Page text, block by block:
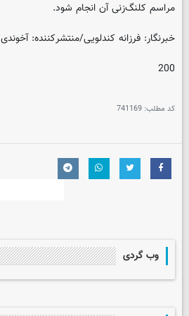
مراسم کلنگ‌زنی آن انجام شود.
خبرنگار: فرزانه کندلویی/منتشرکننده: آخوندی
200
کد مطلب: 741169
وب گردی